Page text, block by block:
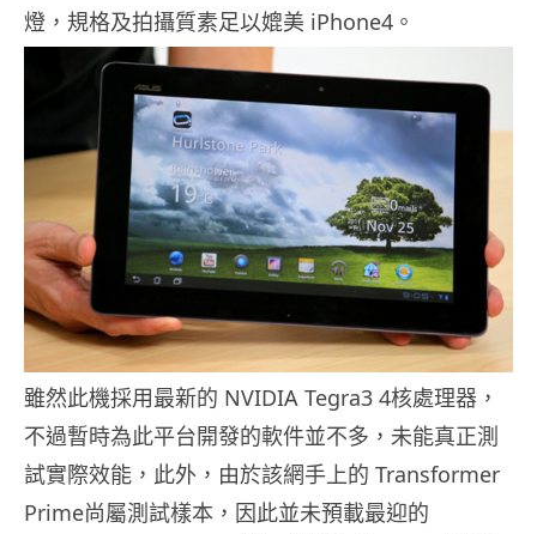
燈，規格及拍攝質素足以媲美 iPhone4。
雖然此機採用最新的 NVIDIA Tegra3 4核處理器，
不過暫時為此平台開發的軟件並不多，未能真正測
試實際效能，此外，由於該網手上的 Transformer
Prime尚屬測試樣本，因此並未預載最迎的